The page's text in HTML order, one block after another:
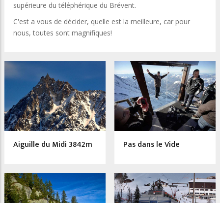
supérieure du téléphérique du Brévent.
C'est a vous de décider, quelle est la meilleure, car pour
nous, toutes sont magnifiques!
Aiguille du Midi 3842m Pas dans le Vide